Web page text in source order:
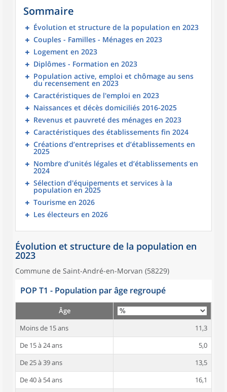
Sommaire
Évolution et structure de la population en 2023
Couples - Familles - Ménages en 2023
Logement en 2023
Diplômes - Formation en 2023
Population active, emploi et chômage au sens
du recensement en 2023
Caractéristiques de l'emploi en 2023
Naissances et décès domiciliés 2016-2025
Revenus et pauvreté des ménages en 2023
Caractéristiques des établissements fin 2024
Créations d’entreprises et d’établissements en
2025
Nombre d’unités légales et d’établissements en
2024
Sélection d'équipements et services à la
population en 2025
Tourisme en 2026
Les électeurs en 2026
Évolution et structure de la population en
2023
Commune de Saint-André-en-Morvan (58229)
POP T1 - Population par âge regroupé
Âge
Moins de 15 ans
11,3
De 15 à 24 ans
5,0
De 25 à 39 ans
13,5
De 40 à 54 ans
16,1